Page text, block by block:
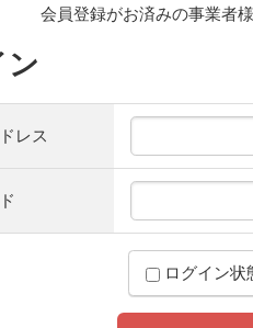
会員登録がお済みの事業者
ン
レス
ログイン状